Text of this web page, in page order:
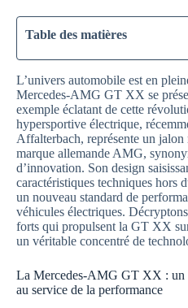
Table des matières
L’univers automobile est en
Mercedes-AMG GT XX se
exemple éclatant de cette
hypersportive électrique,
Affalterbach, représente un
marque allemande AMG,
d’innovation. Son design
caractéristiques techniques hors
un nouveau standard de
véhicules électriques.
forts qui propulsent la GT XX
un véritable concentré de
La Mercedes-AMG GT XX : un
au service de la performance